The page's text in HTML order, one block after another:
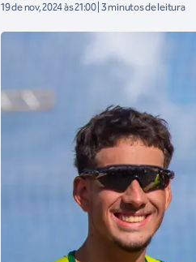
19 de nov, 2024 às 21:00 | 3 minutos de leitura